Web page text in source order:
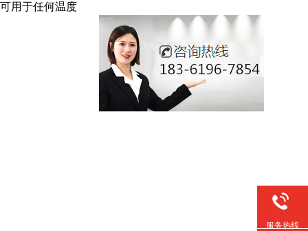
用于任何温度
服务热线